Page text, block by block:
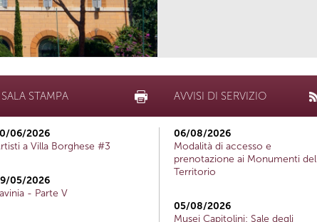
SALA STAMPA
06/2026
a Villa Borghese #3
05/2026
- Parte V
AVVISI DI SERVIZIO
06/08/2026
Modalità di accesso e
prenotazione ai Monumenti del
Territorio
05/08/2026
Musei Capitolini: Sale degli